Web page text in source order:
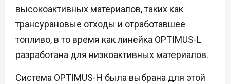
высокоактивных материалов, таких как
трансурановые отходы и отработавшее
топливо, в то время как линейка OPTIMUS-L
разработана для низкоактивных материалов.
Система OPTIMUS-H была выбрана для этой